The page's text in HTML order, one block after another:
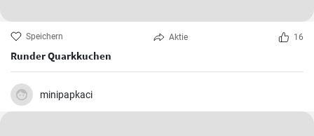
Speichern Aktie 16
Runder Quarkkuchen
minipapkaci